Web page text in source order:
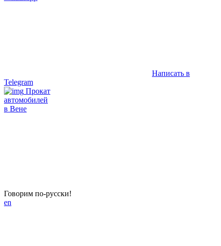
Написать в
Telegram
Прокат
автомобилей
в Вене
Говорим по-русски!
en